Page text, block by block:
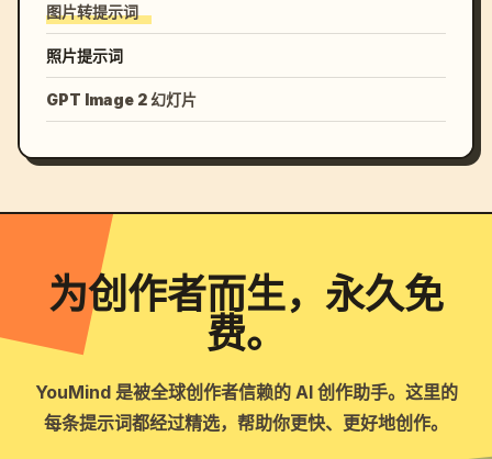
图片转提示词
照片提示词
GPT Image 2 幻灯片
为创作者而生，永久免
费。
YouMind 是被全球创作者信赖的 AI 创作助手。这里的
每条提示词都经过精选，帮助你更快、更好地创作。